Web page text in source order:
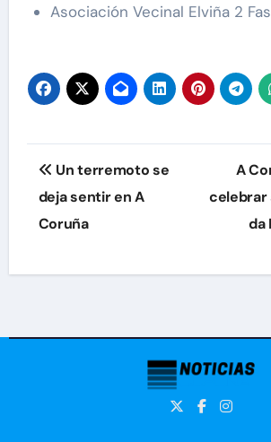
Asociación Vecinal Elviña 2
Navegación
de
entradas
Un terremoto se
deja sentir en A
Coruña
A
celebrar
da